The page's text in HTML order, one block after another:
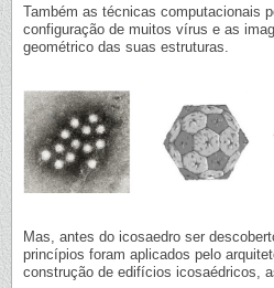
Também as técnicas computacionais
configuração de muitos vírus e as
geométrico das suas estruturas.
Mas, antes do icosaedro ser
princípios foram aplicados pelo
construção de edifícios icosaédricos,